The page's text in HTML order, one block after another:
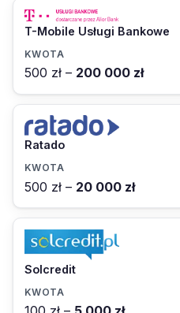
T-Mobile Usługi Bankowe
500 zł – 200 000 zł
Ratado
500 zł – 20 000 zł
Solcredit